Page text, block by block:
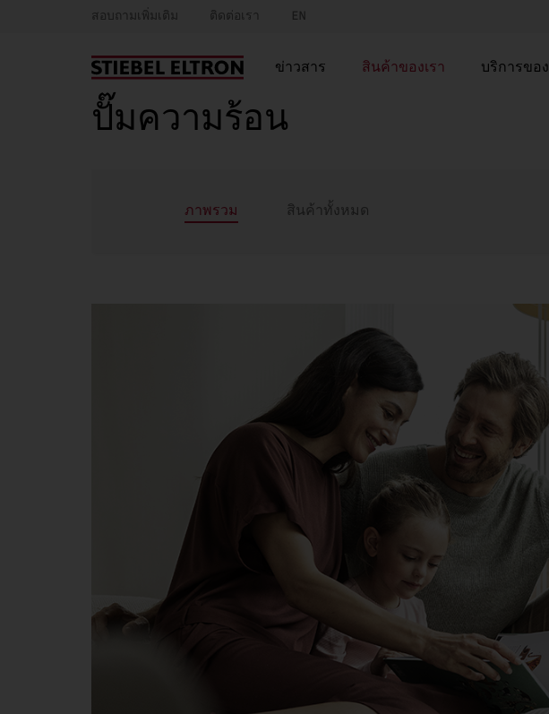
สอบถามเพิ่มเติม ติดต่อเรา EN
ข่าวสาร สินค้าของเรา บริการของ
ปั๊มความร้อน
ภาพรวม สินค้าทั้งหมด